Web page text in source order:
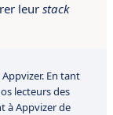
leur stack
En tant
lecteurs des
à Appvizer de